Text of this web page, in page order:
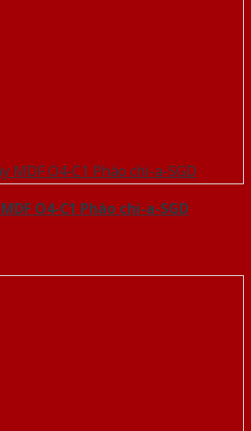
O4-C1 Phào chi-a-SGD